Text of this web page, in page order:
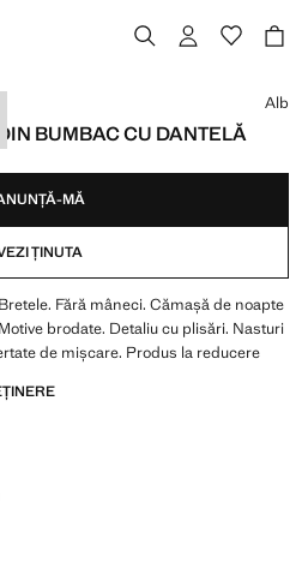
BUMBAC CU DANTELĂ
Alb
MĂ
ȚINUTA
Fără mâneci. Cămașă de noapte
brodate. Detaliu cu plisări. Nasturi
de mișcare. Produs la reducere